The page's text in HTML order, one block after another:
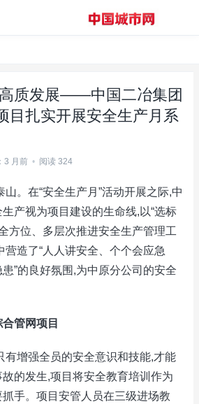
质发展——中国二冶集团
目扎实开展安全生产月系
3 月前 • 阅读 324
在“安全生产月”活动开展之际,中
产视为项目建设的生命线,以“选标
方位、多层次推进安全生产管理工
造了“人人讲安全、个个会应急
”的良好氛围,为中原分公司的安全
管网项目
增强全员的安全意识和技能,才能
的发生,项目将安全教育培训作为
手。项目安管人员在三级进场教